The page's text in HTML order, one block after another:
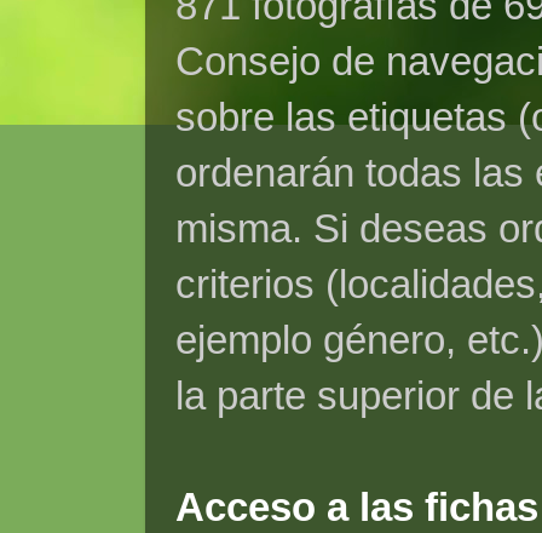
Consejo de
sobre las etiquetas
ordenarán todas las
misma. Si deseas
criterios
ejemplo género,
la parte superior de
Acceso a las